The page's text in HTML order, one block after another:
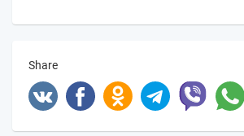
Share